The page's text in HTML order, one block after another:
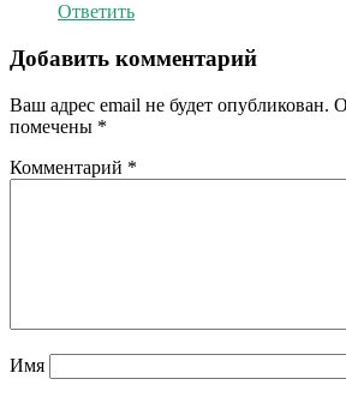
Ответить
Добавить комментарий
Ваш адрес email не будет опубликован.
помечены *
Комментарий *
Имя